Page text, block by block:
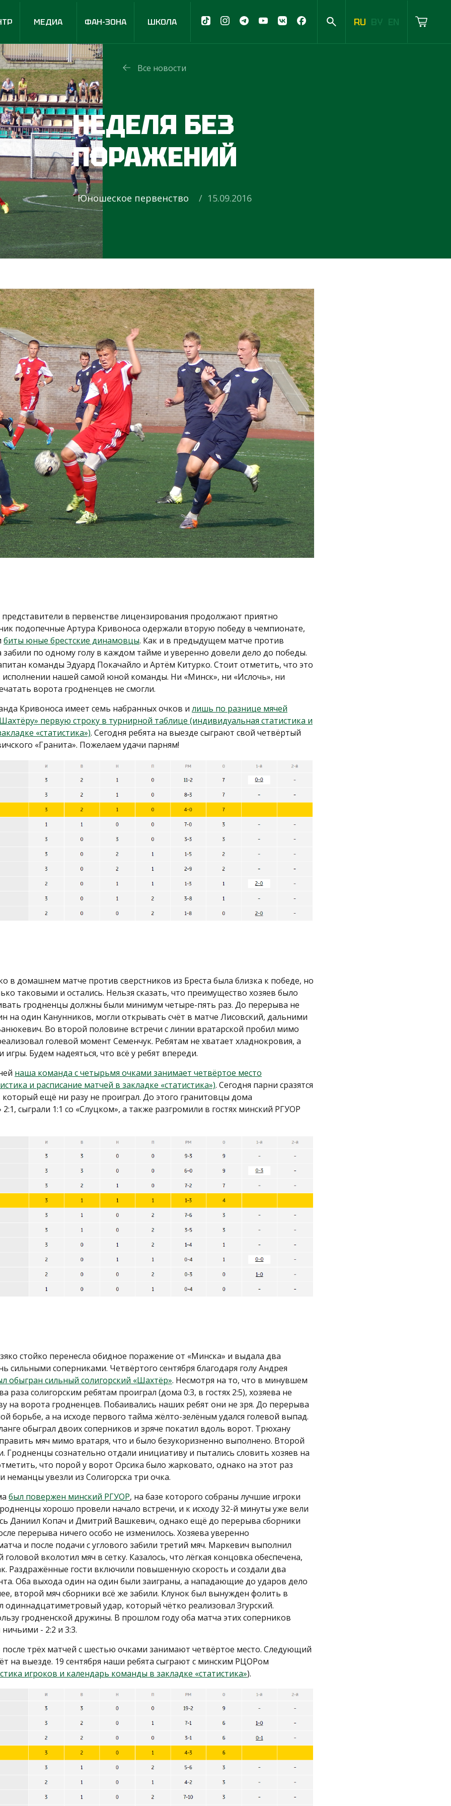
МЕДИА ФАН-ЗОНА ШКОЛА RU BY EN
Все новости
НЕДЕЛЯ БЕЗ
ПОРАЖЕНИЙ
Юношеское первенство / 15.09.2016
в первенстве лицензирования продолжают приятно
подопечные Артура Кривоноса одержали вторую победу в чемпионате,
биты юные брестские динамовцы. Как и в предыдущем матче против
забили по одному голу в каждом тайме и уверенно довели дело до победы.
команды Эдуард Покачайло и Артём Китурко. Стоит отметить, что это
исполнении нашей самой юной команды. Ни «Минск», ни «Ислочь», ни
ворота гродненцев не смогли.
Кривоноса имеет семь набранных очков и лишь по разнице мячей
первую строку в турнирной таблице (индивидуальная статистика и
«статистика»). Сегодня ребята на выезде сыграют свой четвёртый
«Гранита». Пожелаем удачи парням!
в домашнем матче против сверстников из Бреста была близка к победе, но
таковыми и остались. Нельзя сказать, что преимущество хозяев было
гродненцы должны были минимум четыре-пять раз. До перерыва не
на один Канунников, могли открывать счёт в матче Лисовский, дальними
Во второй половине встречи с линии вратарской пробил мимо
голевой момент Семенчук. Ребятам не хватает хладнокровия, а
Будем надеяться, что всё у ребят впереди.
наша команда с четырьмя очками занимает четвёртое место
и расписание матчей в закладке «статистика»). Сегодня парни сразятся
который ещё ни разу не проиграл. До этого гранитовцы дома
сыграли 1:1 со «Слуцком», а также разгромили в гостях минский РГУОР
стойко перенесла обидное поражение от «Минска» и выдала два
сильными соперниками. Четвёртого сентября благодаря голу Андрея
обыгран сильный солигорский «Шахтёр». Несмотря на то, что в минувшем
раза солигорским ребятам проиграл (дома 0:3, в гостях 2:5), хозяева не
на ворота гродненцев. Побаивались наших ребят они не зря. До перерыва
борьбе, а на исходе первого тайма жёлто-зелёным удался голевой выпад.
обыграл двоих соперников и зряче покатил вдоль ворот. Трюхану
мяч мимо вратаря, что и было безукоризненно выполнено. Второй
Гродненцы сознательно отдали инициативу и пытались словить хозяев на
что порой у ворот Орсика было жарковато, однако на этот раз
неманцы увезли из Солигорска три очка.
был повержен минский РГУОР, на базе которого собраны лучшие игроки
хорошо провели начало встречи, и к исходу 32-й минуты уже вели
Даниил Копач и Дмитрий Вашкевич, однако ещё до перерыва сборники
перерыва ничего особо не изменилось. Хозяева уверенно
и после подачи с углового забили третий мяч. Маркевич выполнил
вколотил мяч в сетку. Казалось, что лёгкая концовка обеспечена,
Раздражённые гости включили повышенную скорость и создали два
Оба выхода один на один были заиграны, а нападающие до ударов дело
второй мяч сборники всё же забили. Клунок был вынужден фолить в
одиннадцатиметровый удар, который чётко реализовал Згурский.
гродненской дружины. В прошлом году оба матча этих соперников
- 2:2 и 3:3.
трёх матчей с шестью очками занимают четвёртое место. Следующий
на выезде. 19 сентября наши ребята сыграют с минским РЦОРом
игроков и календарь команды в закладке «статистика»).